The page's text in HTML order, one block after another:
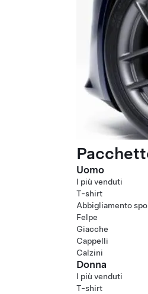
Uomo
I più venduti
T-shirt
Abbigliamento
Felpe
Giacche
Cappelli
Calzini
Donna
I più venduti
T-shirt